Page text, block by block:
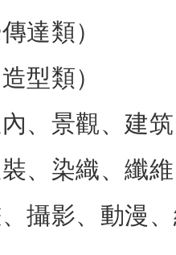
達類）
型類）
、景觀、建
、染織、纖
攝影、動漫